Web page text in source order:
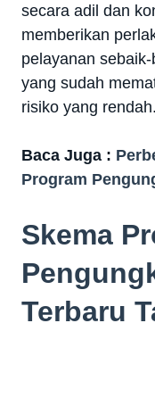
secara adil dan
memberikan
pelayanan
yang sudah
risiko yang rendah.
Baca Juga :
Program
Skema
Terbaru